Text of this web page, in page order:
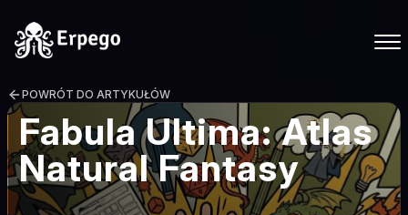
POWRÓT DO ARTYKUŁÓW
Fabula Ultima: Atlas
Natural Fantasy